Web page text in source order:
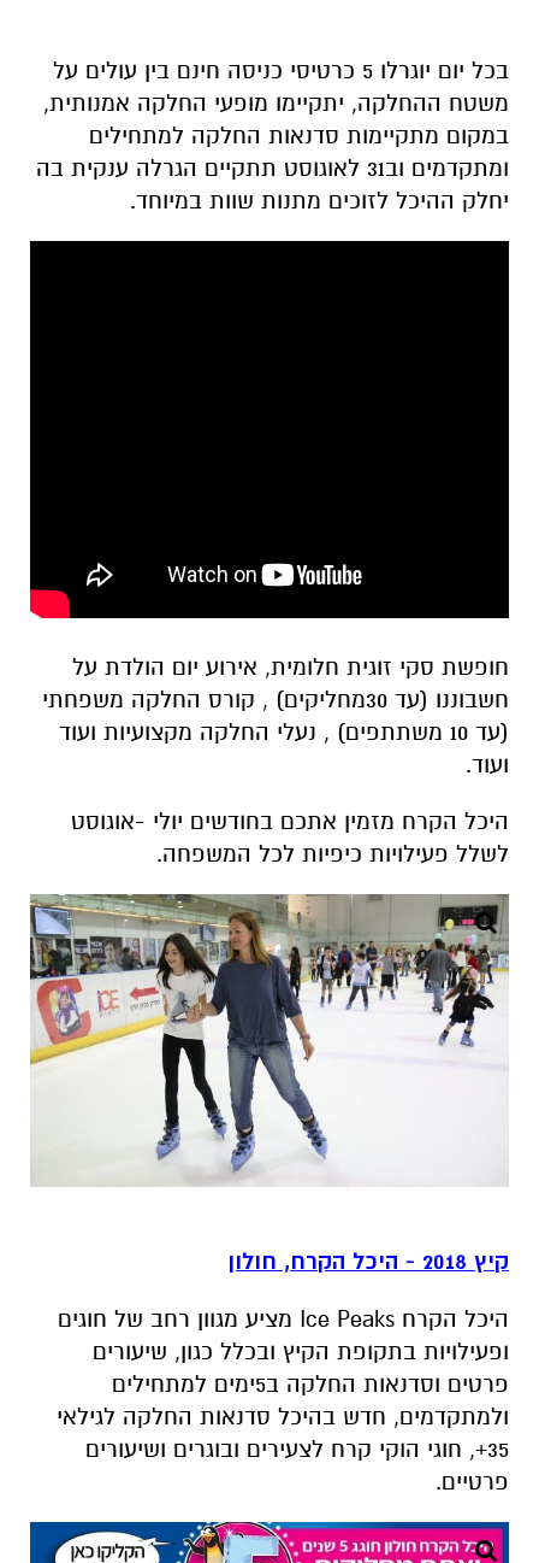
בכל יום יוגרלו 5 כרטיסי כניסה חינם בין עולים על
משטח ההחלקה, יתקיימו מופעי החלקה אמנותית,
במקום מתקיימות סדנאות החלקה למתחילים
ומתקדמים וב31 לאוגוסט תתקיים הגרלה ענקית בה
יחלק ההיכל לזוכים מתנות שוות במיוחד.
חופשת סקי זוגית חלומית, אירוע יום הולדת על
חשבוננו (עד 30מחליקים) , קורס החלקה משפחתי
(עד 10 משתתפים) , נעלי החלקה מקצועיות ועוד
ועוד.
היכל הקרח מזמין אתכם בחודשים יולי -אוגוסט
לשלל פעילויות כיפיות לכל המשפחה.
קיץ 2018 - היכל הקרח, חולון
היכל הקרח Ice Peaks מציע מגוון רחב של חוגים
ופעילויות בתקופת הקיץ ובכלל כגון, שיעורים
פרטים וסדנאות החלקה ב5ימים למתחילים
ולמתקדמים, חדש בהיכל סדנאות החלקה לגילאי
35+, חוגי הוקי קרח לצעירים ובוגרים ושיעורים
פרטיים.